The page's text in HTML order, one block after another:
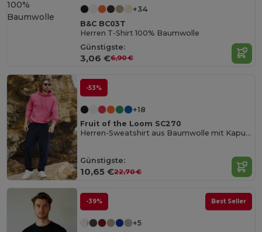
+34
B&C BC03T
Herren T-Shirt 100% Baumwolle
Günstigste:
3,06 €6,90 €
-53%
+18
Fruit of the Loom SC270
Herren-Sweatshirt aus Baumwolle mit Kapuze
Günstigste:
10,65 €22,70 €
-39% Best Seller
+5